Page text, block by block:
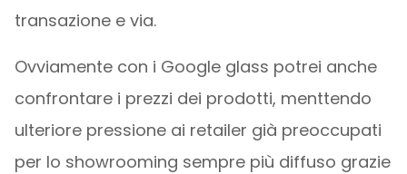
transazione e via.
Ovviamente con i Google glass potrei anche
confrontare i prezzi dei prodotti, menttendo
ulteriore pressione ai retailer già preoccupati
per lo showrooming sempre più diffuso grazie